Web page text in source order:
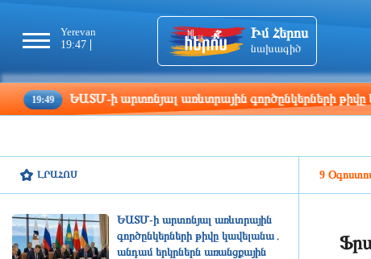
Yerevan
19:47
Tbilisi
19:47
Moscow
18:47
Իմ Հերոս
նախագիծ
ԵԱՏՄ-ի արտոնյալ առևտրային գործընկերների թիվը
ԼՐԱՀՈՍ
ԵԱՏՄ-ի արտոնյալ առևտրային
գործընկերների թիվը կավելանա․
անդամ երկրներն առանցքային
9